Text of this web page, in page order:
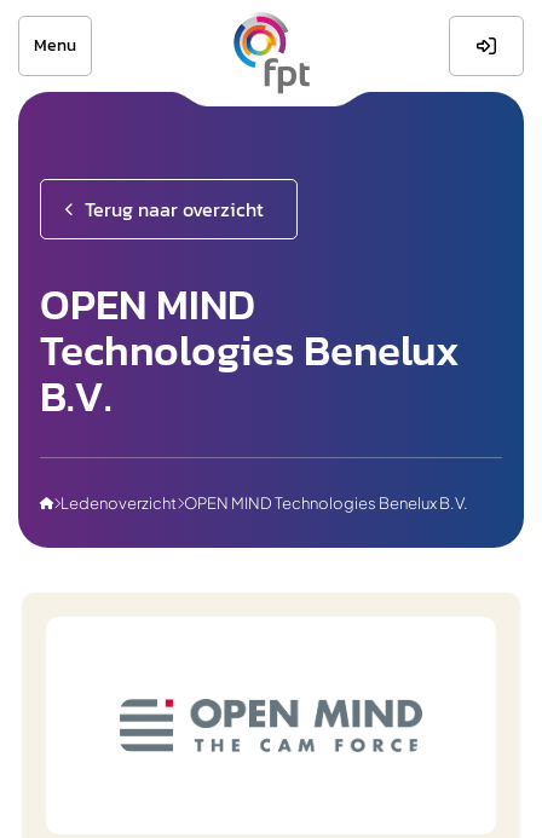
Menu 
Terug naar overzicht
OPEN MIND
Technologies Benelux
B.V.
Ledenoverzicht OPEN MIND Technologies Benelux B.V.